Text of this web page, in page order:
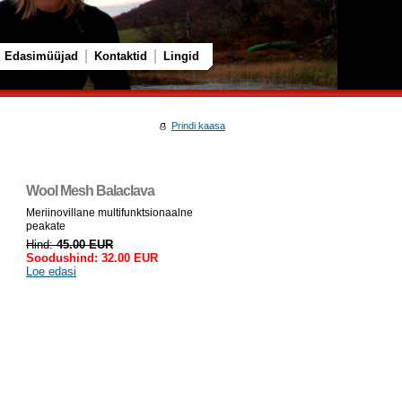
Edasimüüjad Kontaktid Lingid
Prindi kaasa
Wool Mesh Balaclava
Meriinovillane multifunktsionaalne
peakate
Hind:45.00 EUR
Soodushind:32.00 EUR
Loe edasi